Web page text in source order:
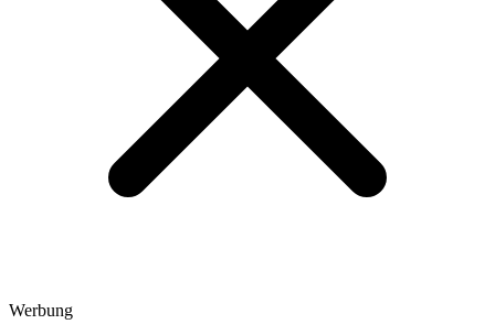
Werbung